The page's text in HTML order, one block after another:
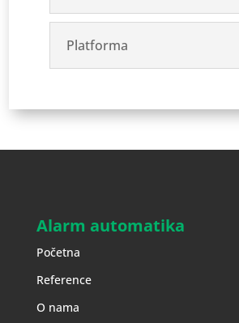
Platforma
Alarm automatika
Početna
Reference
O nama